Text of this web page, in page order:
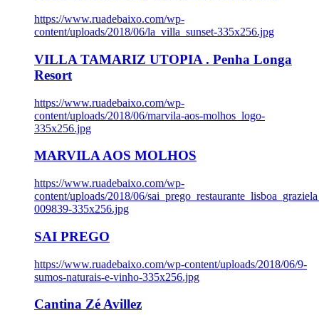
https://www.ruadebaixo.com/wp-
content/uploads/2018/06/la_villa_sunset-335x256.jpg
VILLA TAMARIZ UTOPIA . Penha Longa
Resort
https://www.ruadebaixo.com/wp-
content/uploads/2018/06/marvila-aos-molhos_logo-
335x256.jpg
MARVILA AOS MOLHOS
https://www.ruadebaixo.com/wp-
content/uploads/2018/06/
009839-335x256.jpg
SAI PREGO
https://www.ruadebaixo.com/wp-content/uploads/2018/06/9-
sumos-naturais-e-vinho-335x256.jpg
Cantina Zé Avillez